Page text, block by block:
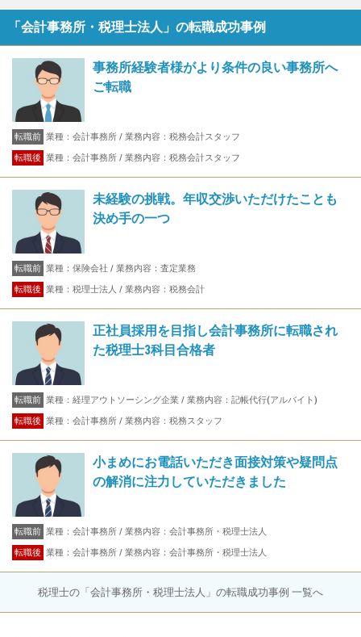
「会計事務所・税理士法人」の転職成功事例
事務所経験者様がより条件の良い事務所へ
ご転職
転職前 業種：会計事務所 / 業務内容：税務会計スタッフ
転職後 業種：会計事務所 / 業務内容：税務会計スタッフ
未経験の挑戦。年収交渉いただけたことも
決め手の一つ
転職前 業種：保険会社 / 業務内容：査定業務
転職後 業種：税理士法人 / 業務内容：税務会計
正社員採用を目指し会計事務所に転職され
た税理士3科目合格者
転職前 業種：経理アウトソーシング企業 / 業務内容：記帳代行(アルバイト)
転職後 業種：会計事務所 / 業務内容：税務スタッフ
小まめにお電話いただき面接対策や疑問点
の解消に注力していただきました
転職前 業種：会計事務所 / 業務内容：会計事務所・税理士法人
転職後 業種：会計事務所 / 業務内容：会計事務所・税理士法人
税理士の「会計事務所・税理士法人」の転職成功事例 一覧へ